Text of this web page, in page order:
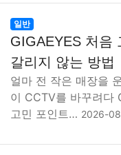
일반
GIGAEYES 처음
갈리지 않는 방법
얼마 전 작은 매장을
이 CCTV를 바꾸려다
고민 포인트… 2026-